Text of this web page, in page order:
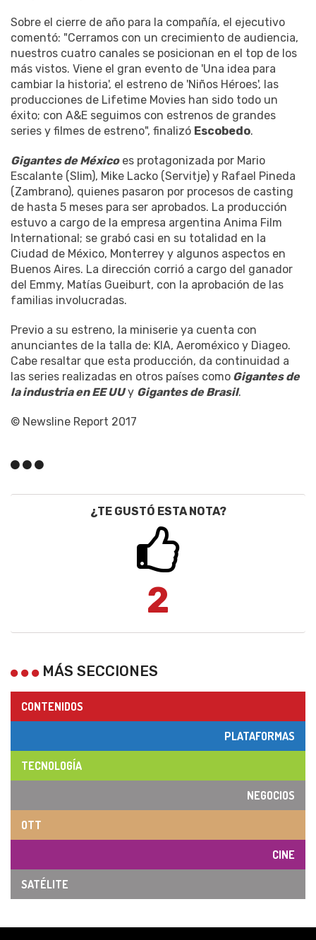
Sobre el cierre de año para la compañía, el ejecutivo
comentó: "Cerramos con un crecimiento de audiencia,
nuestros cuatro canales se posicionan en el top de los
más vistos. Viene el gran evento de 'Una idea para
cambiar la historia', el estreno de 'Niños Héroes', las
producciones de Lifetime Movies han sido todo un
éxito; con A&E seguimos con estrenos de grandes
series y filmes de estreno", finalizó Escobedo.
Gigantes de Méxicoes protagonizada por Mario
Escalante (Slim), Mike Lacko (Servitje) y Rafael Pineda
(Zambrano), quienes pasaron por procesos de casting
de hasta 5 meses para ser aprobados. La producción
estuvo a cargo de la empresa argentina Anima Film
International; se grabó casi en su totalidad en la
Ciudad de México, Monterrey y algunos aspectos en
Buenos Aires. La dirección corrió a cargo del ganador
del Emmy, Matías Gueiburt, con la aprobación de las
familias involucradas.
Previo a su estreno, la miniserie ya cuenta con
anunciantes de la talla de: KIA, Aeroméxico y Diageo.
Cabe resaltar que esta producción, da continuidad a
las series realizadas en otros países como Gigantes de
la industria en EE UUy Gigantes de Brasil.
© Newsline Report 2017
¿TE GUSTÓ ESTA NOTA?
2
MÁS SECCIONES
CONTENIDOS
PLATAFORMAS
TECNOLOGÍA
NEGOCIOS
OTT
CINE
SATÉLITE